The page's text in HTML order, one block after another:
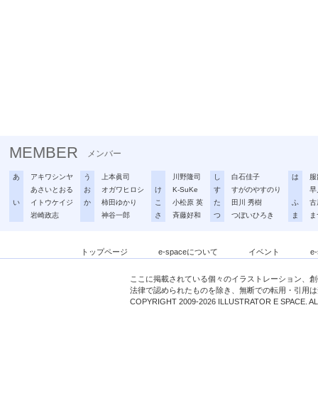
MEMBER メンバー
あ
アキワシンヤ
あさいとおる
い
イトウケイジ
岩崎政志
う
上本眞司
お
オガワヒロシ
か
柿田ゆかり
神谷一郎
川野隆司
け
K-SuKe
こ
小松原 英
さ
斉藤好和
し
白石佳子
す
すがのやすのり
た
田川 秀樹
つ
つぼいひろき
は
早
ふ
古
ま
トップページ e-spaceについて イベント
ここに掲載されている個々のイラストレーション、
法律で認められたものを除き、無断での転用・引用
COPYRIGHT 2009-2026 ILLUSTRATOR E SPACE.